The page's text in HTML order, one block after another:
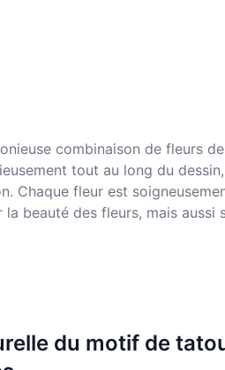
combinaison de fleurs
tout au long du
Chaque fleur est
beauté des fleurs, mais
du motif de